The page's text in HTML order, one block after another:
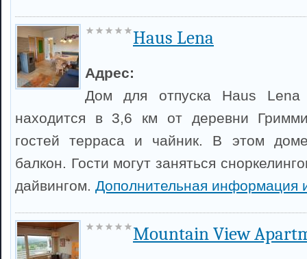
Haus Lena
Адрес:
Дом для отпуска Haus
находится в 3,6 км от деревни
гостей терраса и чайник. В этом
балкон. Гости могут заняться
дайвингом. Дополнительная информация
Mountain View